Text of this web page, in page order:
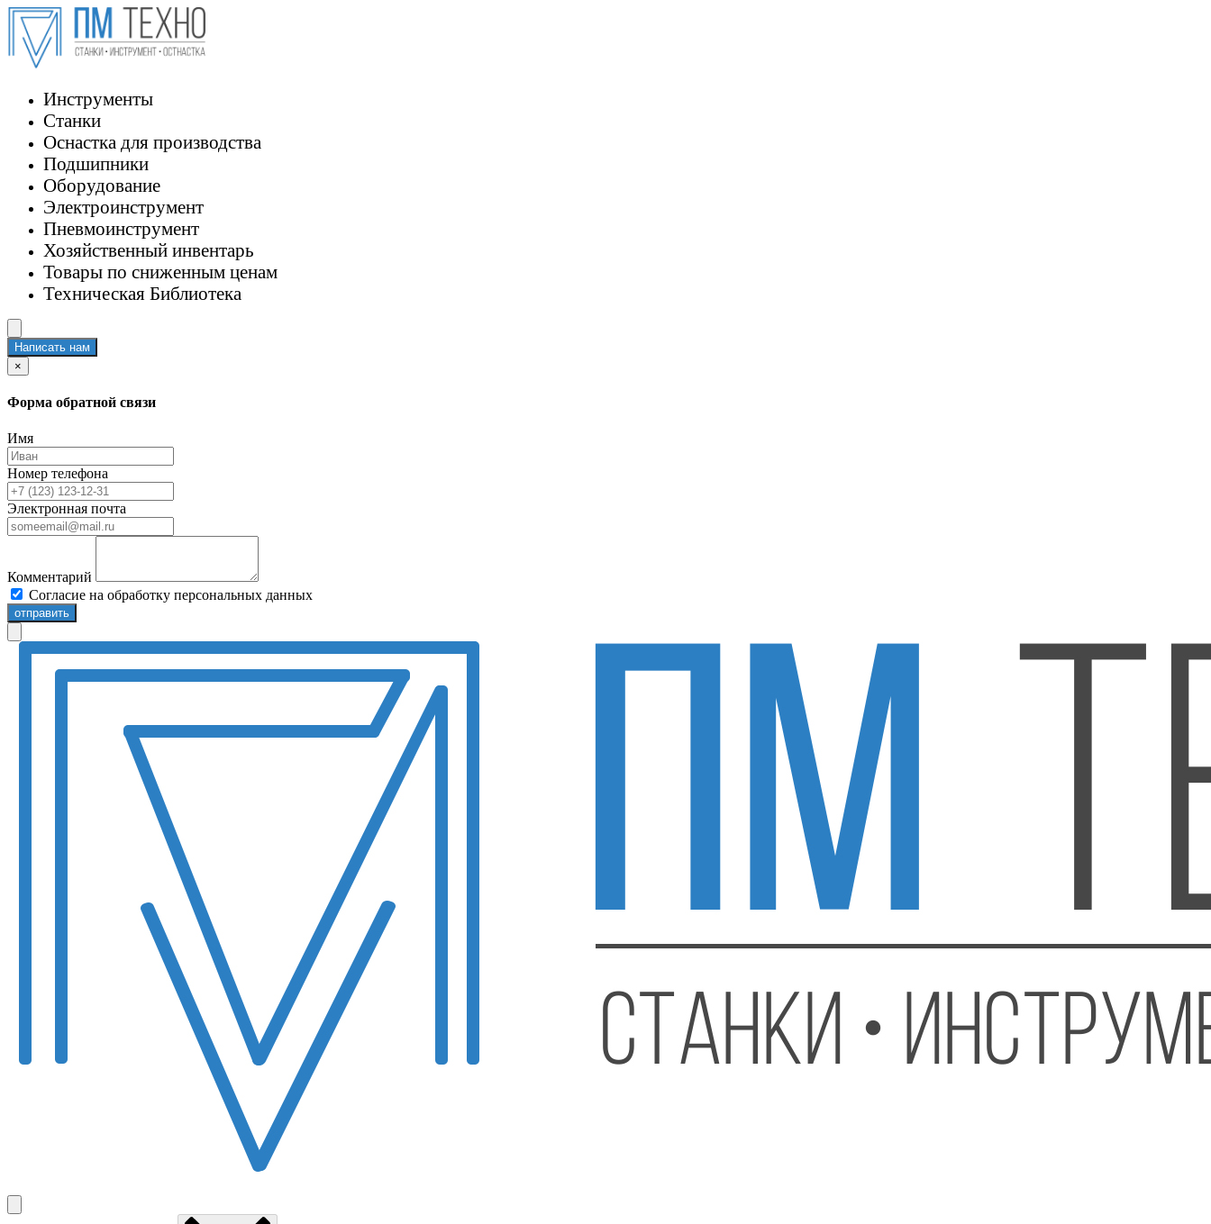
Инструменты
Станки
Оснастка для производства
Подшипники
Оборудование
Электроинструмент
Пневмоинструмент
Хозяйственный инвентарь
Товары по сниженным ценам
Техническая Библиотека
Написать нам
×
Форма обратной связи
Имя
Номер телефона
Электронная почта
Комментарий
Согласие на обработку персональных данных
отправить